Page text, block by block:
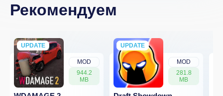
Рекомендуем
MOD
944.2
MB
UPDATE
NEW
MOD
281.8
MB
UPDATE
NEW